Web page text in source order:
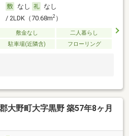
なし
なし
/ 2LDK（70.68m2）
敷金なし
二人暮らし
駐車場(近隣含) フローリング
大野町大字黒野 築57年8ヶ月